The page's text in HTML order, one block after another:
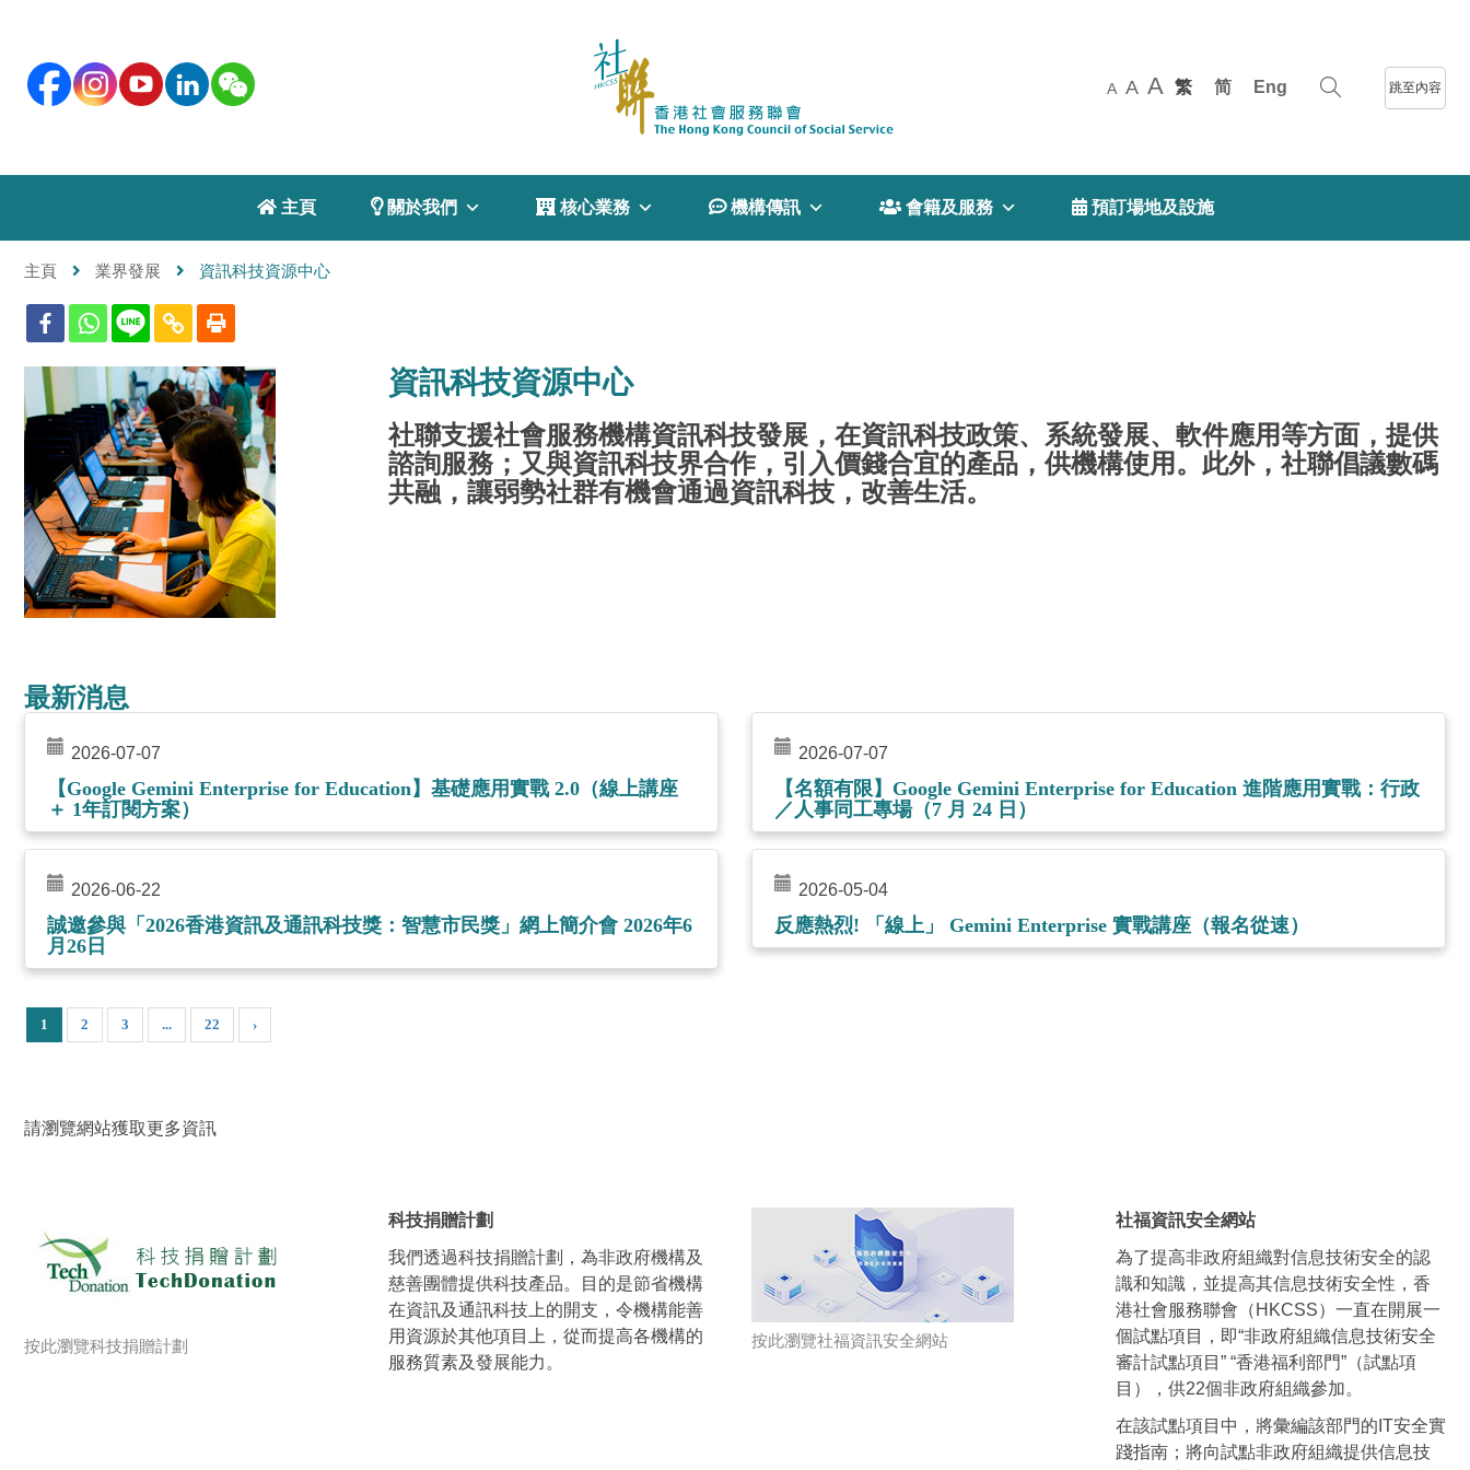
A A A 繁 简 Eng 跳至內容
 主頁  關於我們  核心業務  機構傳訊  會籍及服務  預訂場地及設施
主頁 業界發展 資訊科技資源中心
資訊科技資源中心
社聯支援社會服務機構資訊科技發展，在資訊科技政策、系統發展、軟件應用等方面，提供
諮詢服務；又與資訊科技界合作，引入價錢合宜的產品，供機構使用。此外，社聯倡議數碼
共融，讓弱勢社群有機會通過資訊科技，改善生活。
最新消息
2026-07-07
【Google Gemini Enterprise for Education】基礎應用實戰 2.0（線上講座
＋ 1年訂閱方案）
2026-07-07
【名額有限】Google Gemini Enterprise for Education 進階應用實戰：行政
／人事同工專場（7 月 24 日）
2026-06-22
誠邀參與「2026香港資訊及通訊科技獎：智慧市民獎」網上簡介會 2026年6
月26日
2026-05-04
反應熱烈! 「線上」 Gemini Enterprise 實戰講座（報名從速）
1 2 3 ... 22 ›
請瀏覽網站獲取更多資訊
按此瀏覽科技捐贈計劃
科技捐贈計劃
我們透過科技捐贈計劃，為非政府機構及
慈善團體提供科技產品。目的是節省機構
在資訊及通訊科技上的開支，令機構能善
用資源於其他項目上，從而提高各機構的
服務質素及發展能力。
按此瀏覽社福資訊安全網站
社福資訊安全網站
為了提高非政府組織對信息技術安全的認
識和知識，並提高其信息技術安全性，香
港社會服務聯會（HKCSS）一直在開展一
個試點項目，即“非政府組織信息技術安全
審計試點項目” “香港福利部門”（試點項
目），供22個非政府組織參加。
在該試點項目中，將彙編該部門的IT安全實
踐指南；將向試點非政府組織提供信息技